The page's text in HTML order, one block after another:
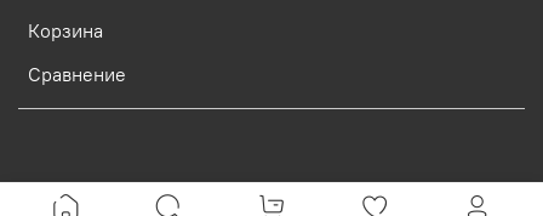
Корзина
Сравнение
Verification: d773dcf9c7c1c3e0